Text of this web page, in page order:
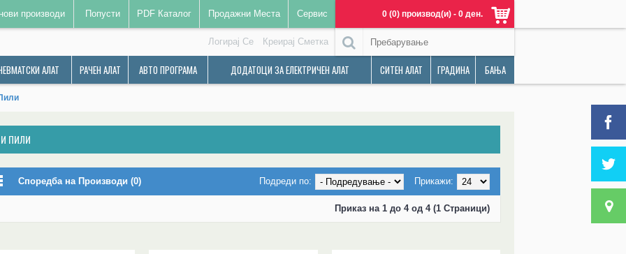
производи Попусти PDF Каталог Продажни Места Сервис 0 (0) производ(и) - 0 ден.
Логирај Се Креирај Сметка
АЛАТ РАЧЕН АЛАТ АВТО ПРОГРАМА ДОДАТОЦИ ЗА ЕЛЕКТРИЧЕН АЛАТ СИТЕН АЛАТ ГРАДИНА БАЊА
ПИЛИ
Споредба на Производи (0) Прикажи:
Подреди по:
Приказ на 1 до 4 од 4 (1 Страници)